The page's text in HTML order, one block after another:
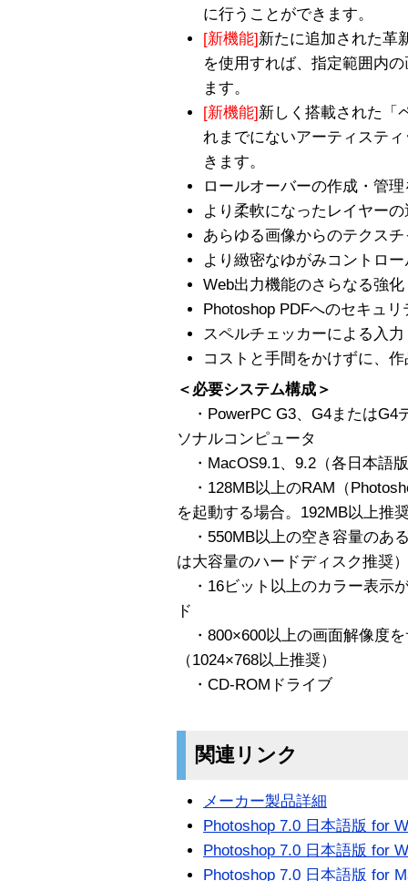
に行うことができます。
[新機能]新たに追加された革
を使用すれば、指定範囲内
ます。
[新機能]新しく搭載された「
れまでにないアーティステ
きます。
ロールオーバーの作成・管
より柔軟になったレイヤー
あらゆる画像からのテクス
より緻密なゆがみコントロー
Web出力機能のさらなる強化
Photoshop PDFへのセキュリ
スペルチェッカーによる入
コストと手間をかけずに、
＜必要システム構成＞
・PowerPC G3、G4またはG4
ソナルコンピュータ
・MacOS9.1、9.2（各日本語
・128MB以上のRAM（
を起動する場合。192MB以上推
・550MB以上の空き容量のあ
は大容量のハードディスク推奨）
・16ビット以上のカラー表示
ド
・800×600以上の画面解像度
（1024×768以上推奨）
・CD-ROMドライブ
関連リンク
メーカー製品詳細
Photoshop 7.0 日本語版 for
Photoshop 7.0 日本語版 for
Photoshop 7.0 日本語版 for